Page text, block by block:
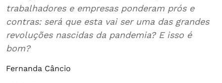
trabalhadores e empresas ponderam prós e
contras: será que esta vai ser uma das grandes
revoluções nascidas da pandemia? E isso é
bom?
Fernanda Câncio